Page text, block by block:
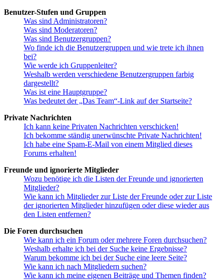
Benutzer-Stufen und Gruppen
Was sind Administratoren?
Was sind Moderatoren?
Was sind Benutzergruppen?
Wo finde ich die Benutzergruppen und wie trete ich ihnen
bei?
Wie werde ich Gruppenleiter?
Weshalb werden verschiedene Benutzergruppen farbig
dargestellt?
Was ist eine Hauptgruppe?
Was bedeutet der „Das Team“-Link auf der Startseite?
Private Nachrichten
Ich kann keine Privaten Nachrichten verschicken!
Ich bekomme ständig unerwünschte Private Nachrichten!
Ich habe eine Spam-E-Mail von einem Mitglied dieses
Forums erhalten!
Freunde und ignorierte Mitglieder
Wozu benötige ich die Listen der Freunde und ignorierten
Mitglieder?
Wie kann ich Mitglieder zur Liste der Freunde oder zur Liste
der ignorierten Mitglieder hinzufügen oder diese wieder aus
den Listen entfernen?
Die Foren durchsuchen
Wie kann ich ein Forum oder mehrere Foren durchsuchen?
Weshalb erhalte ich bei der Suche keine Ergebnisse?
Warum bekomme ich bei der Suche eine leere Seite?
Wie kann ich nach Mitgliedern suchen?
Wie kann ich meine eigenen Beiträge und Themen finden?